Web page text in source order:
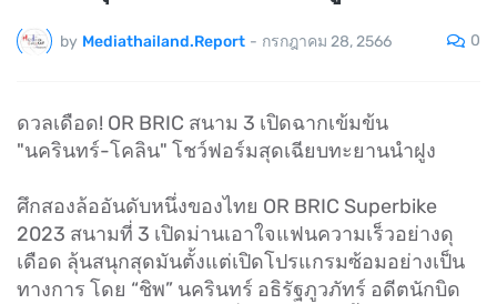
by Mediathailand.Report - กรกฎาคม 28, 2566 0
ดวลเดือด! OR BRIC สนาม 3 เปิดฉากเข้มข้น
"นครินทร์-โคลิน" โชว์ฟอร์มสุดเฉียบทะยานนำฝูง
ศึกสองล้ออันดับหนึ่งของไทย OR BRIC Superbike
2023 สนามที่ 3 เปิดม่านเอาใจแฟนความเร็วอย่างดุ
เดือด ลุ้นสนุกสุดมันตั้งแต่เปิดโปรแกรมซ้อมอย่างเป็น
ทางการ โดย “ชิพ” นครินทร์ อธิรัฐภูวภัทร์ อดีตนักบิด